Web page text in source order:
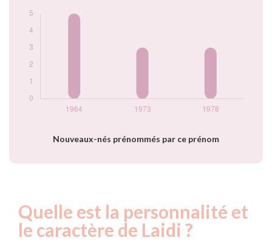
Nouveaux-nés prénommés par ce prénom
Quelle est la personnalité et
le caractère de Laidi ?